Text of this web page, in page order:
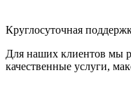
Круглосуточная
Для наших клиентов мы
качественные услуги,